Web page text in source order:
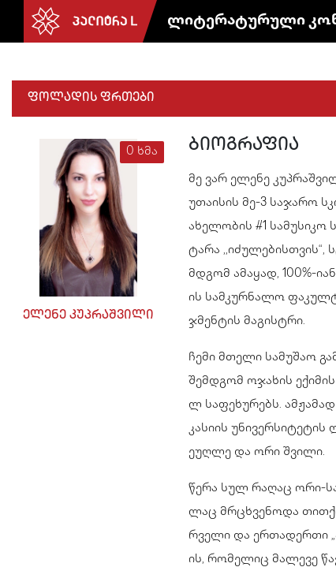
ლიტერატურული
ფოლადის ფრთები
0 ხმა
ელენე კუპრაშვილი
ბიოგრაფია
მე ვარ ელენე
უთაისის მე-3 საჯარო
ახელობის #1 სამუსიკო
ტარა
მდგომ ამაყად, 100%-
ის სამკურნალო
ჯმენტის მაგისტრი.
ჩემი მთელი სამუშაო
შემდგომ ოჯახის
ლ საფეხურებს.
კასიის
ეუღლე და ორი შვილი.
წერა სულ რაღაც ორი-
ლაც მრცხვენოდა
რველი და ერთადერთი
ის, რომელიც მალევე